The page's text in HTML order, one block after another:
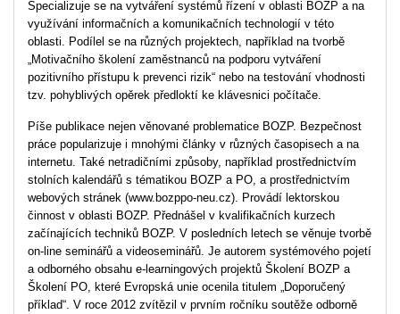
Specializuje se na vytváření systémů řízení v oblasti BOZP a na
využívání informačních a komunikačních technologií v této
oblasti. Podílel se na různých projektech, například na tvorbě
„Motivačního školení zaměstnanců na podporu vytváření
pozitivního přístupu k prevenci rizik“ nebo na testování vhodnosti
tzv. pohyblivých opěrek předloktí ke klávesnici počítače.
Píše publikace nejen věnované problematice BOZP. Bezpečnost
práce popularizuje i mnohými články v různých časopisech a na
internetu. Také netradičními způsoby, například prostřednictvím
stolních kalendářů s tématikou BOZP a PO, a prostřednictvím
webových stránek (www.bozppo-neu.cz). Provádí lektorskou
činnost v oblasti BOZP. Přednášel v kvalifikačních kurzech
začínajících techniků BOZP. V posledních letech se věnuje tvorbě
on-line seminářů a videoseminářů. Je autorem systémového pojetí
a odborného obsahu e-learningových projektů Školení BOZP a
Školení PO, které Evropská unie ocenila titulem „Doporučený
příklad“. V roce 2012 zvítězil v prvním ročníku soutěže odborně